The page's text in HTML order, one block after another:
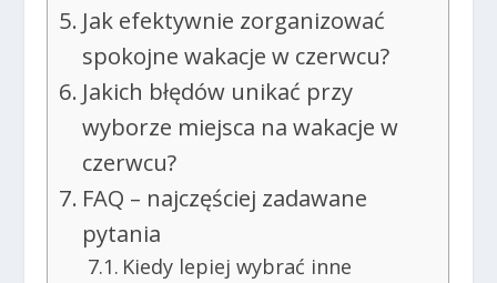
Jak efektywnie zorganizować
spokojne wakacje w czerwcu?
Jakich błędów unikać przy
wyborze miejsca na wakacje w
czerwcu?
FAQ – najczęściej zadawane
pytania
Kiedy lepiej wybrać inne